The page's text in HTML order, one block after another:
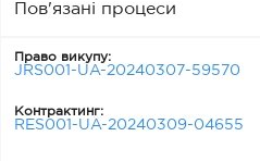
Пов'язані процеси
Право викупу:
JRS001-UA-20240307-59570
Контрактинг:
RES001-UA-20240309-04655